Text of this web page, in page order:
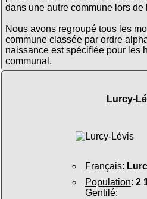
dans une autre commune lors de
Nous avons regroupé tous les
commune classée par ordre
naissance est spécifiée pour les
communal.
Lurcy-
Français:
Population: 2
Gentilé: